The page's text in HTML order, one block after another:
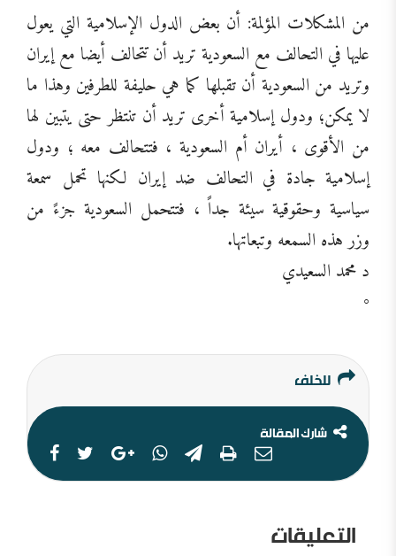
من المشكلات المؤلمة: أن بعض الدول الإسلامية التي يعول
عليها في التحالف مع السعودية تريد أن تتحالف أيضا مع إيران
وتريد من السعودية أن تقبلها كما هي حليفة للطرفين وهذا ما
لا يمكن؛ ودول إسلامية أخرى تريد أن تنتظر حتى يتبين لها
من الأقوى ، أيران أم السعودية ، فتتحالف معه ؛ ودول
إسلامية جادة في التحالف ضد إيران لكنها تحمل سمعة
سياسية وحقوقية سيئة جداً ، فتتحمل السعودية جزءً من
وزر هذه السمعه وتبعاتها.
د محمد السعيدي
◦
للخلف
شارك المقالة
التعليقات